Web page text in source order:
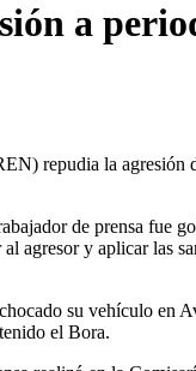
a
repudia la
de prensa fue
agresor y aplicar las
su vehículo en
el Bora.